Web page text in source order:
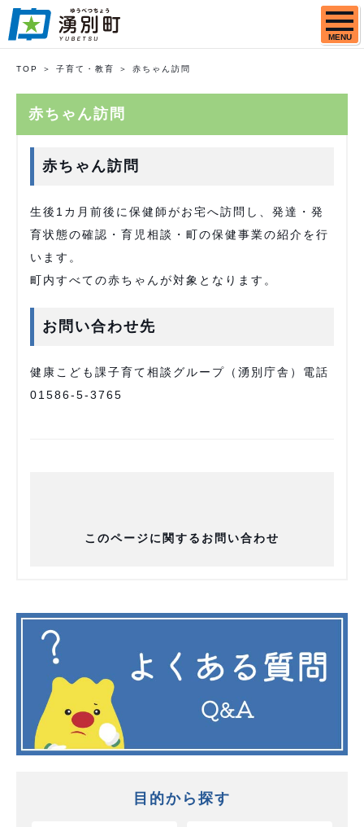
MENU
TOP 子育て・教育 赤ちゃん訪問
赤ちゃん訪問
赤ちゃん訪問
生後1カ月前後に保健師がお宅へ訪問し、発達・発
育状態の確認・育児相談・町の保健事業の紹介を行
います。
町内すべての赤ちゃんが対象となります。
お問い合わせ先
健康こども課子育て相談グループ（湧別庁舎）電話
01586-5-3765
このページに関するお問い合わせ
目的から探す